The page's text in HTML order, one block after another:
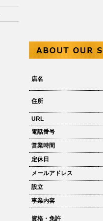
店名
住所
URL
電話番号
営業時間
定休日
メールアドレス
設立
事業内容
資格・免許